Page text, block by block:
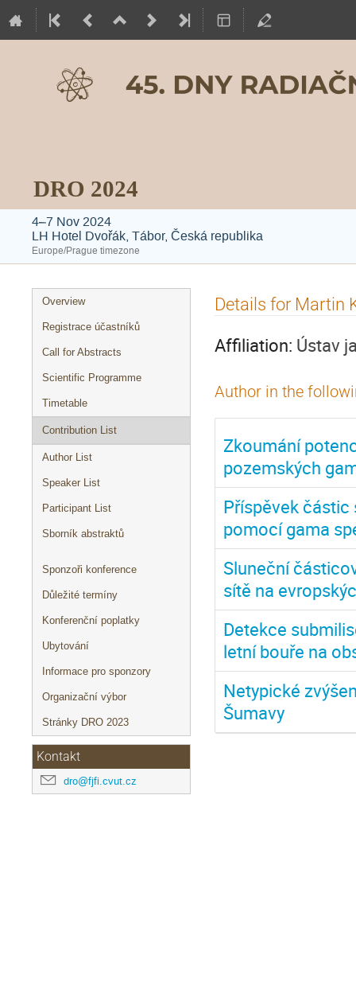
DRO 2024
4–7 Nov 2024
LH Hotel Dvořák, Tábor, Česká republika
Europe/Prague timezone
Event
menu
Overview
Registrace účastníků
Call for Abstracts
Scientific Programme
Timetable
Contribution List
Author List
Speaker List
Participant List
Sborník abstraktů
Sponzoři konference
Důležité termíny
Konferenční poplatky
Ubytování
Informace pro sponzory
Organizační výbor
Stránky DRO 2023
Kontakt
dro@fjfi.cvut.cz
Details for Martin
Affiliation: Ústav
Author in the
Zkoumání
pozemských
Příspěvek částic
pomocí gama
Sluneční
sítě na
Detekce
letní bouře na
Netypické
Šumavy